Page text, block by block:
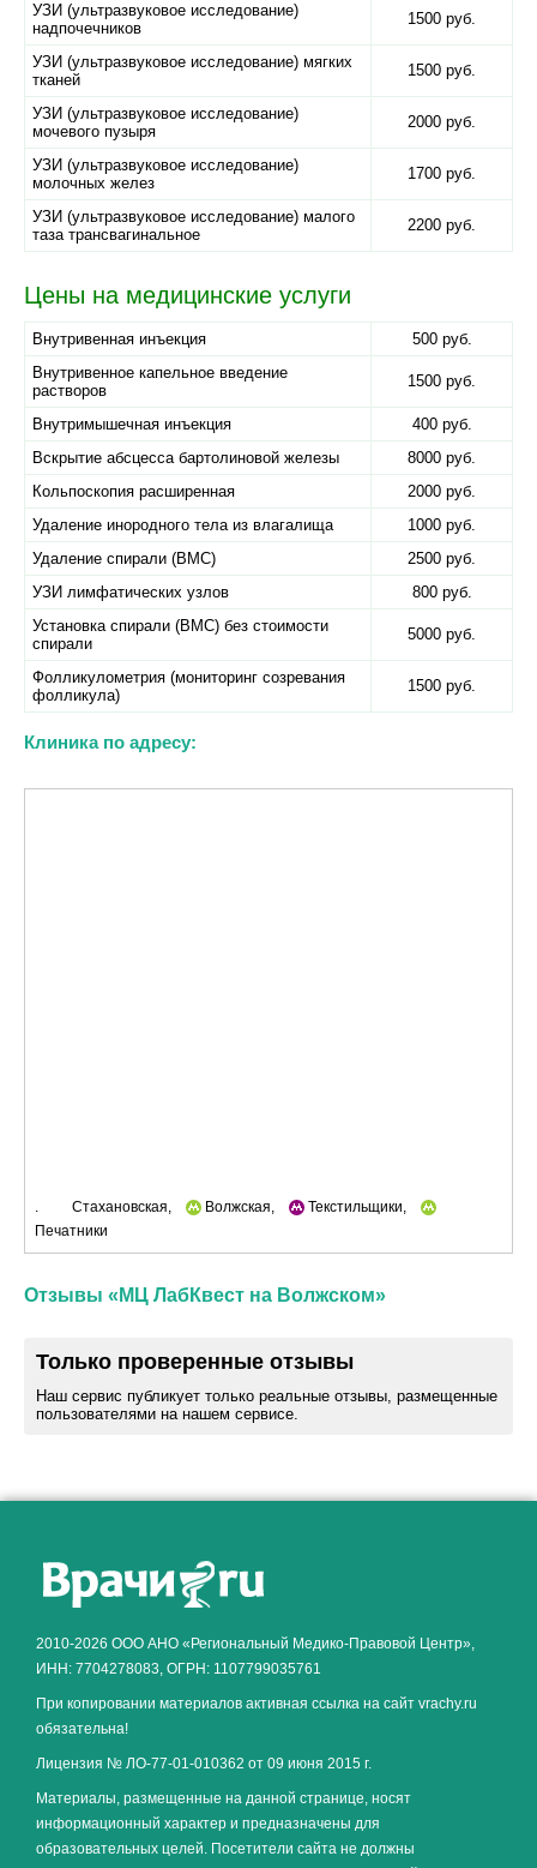
УЗИ (ультразвуковое исследование)
надпочечников
1500 руб.
УЗИ (ультразвуковое исследование) мягких
тканей
1500 руб.
УЗИ (ультразвуковое исследование)
мочевого пузыря
2000 руб.
УЗИ (ультразвуковое исследование)
молочных желез
1700 руб.
УЗИ (ультразвуковое исследование) малого
таза трансвагинальное
2200 руб.
Цены на медицинские услуги
Внутривенная инъекция
500 руб.
Внутривенное капельное введение
растворов
1500 руб.
Внутримышечная инъекция
400 руб.
Вскрытие абсцесса бартолиновой железы
8000 руб.
Кольпоскопия расширенная
2000 руб.
Удаление инородного тела из влагалища
1000 руб.
Удаление спирали (ВМС)
2500 руб.
УЗИ лимфатических узлов
800 руб.
Установка спирали (ВМС) без стоимости
спирали
5000 руб.
Фолликулометрия (мониторинг созревания
фолликула)
1500 руб.
Клиника по адресу:
. Стахановская, Волжская,
Текстильщики,
Печатники
Отзывы «МЦ ЛабКвест на Волжском»
Только проверенные отзывы
Наш сервис публикует только реальные отзывы, размещенные
пользователями на нашем сервисе.
2010-2026 ООО АНО «Региональный Медико-Правовой Центр»,
ИНН: 7704278083, ОГРН: 1107799035761
При копировании материалов активная ссылка на сайт vrachy.ru
обязательна!
Лицензия № ЛО-77-01-010362 от 09 июня 2015 г.
Материалы, размещенные на данной странице, носят
информационный характер и предназначены для
образовательных целей. Посетители сайта не должны